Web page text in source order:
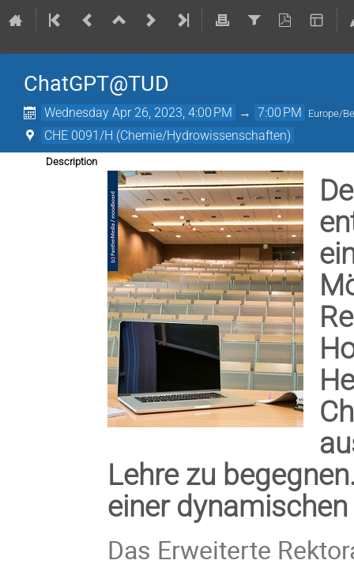
ChatGPT@TUD
Wednesday Apr 26, 2023, 4:00 PM → 7:00 PM Europe/
CHE 0091/H (Chemie/Hydrowissenschaften)
Description
Lehre zu
einer
Das Erweiterte